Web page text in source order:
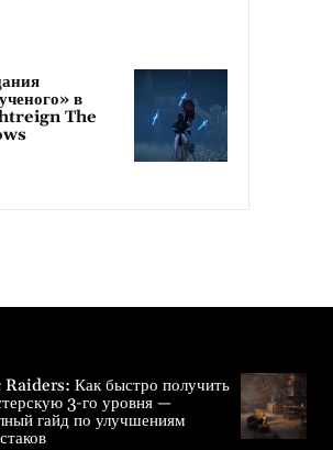
в
The
Raiders: Как быстро получить
3-го уровня —
гайд по улучшениям